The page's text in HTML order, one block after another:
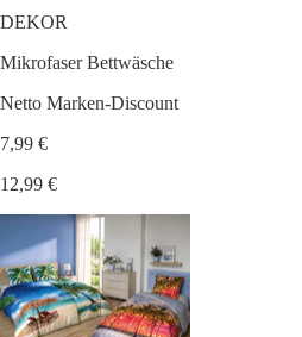
DEKOR
Mikrofaser Bettwäsche
Netto Marken-Discount
7,99 €
12,99 €